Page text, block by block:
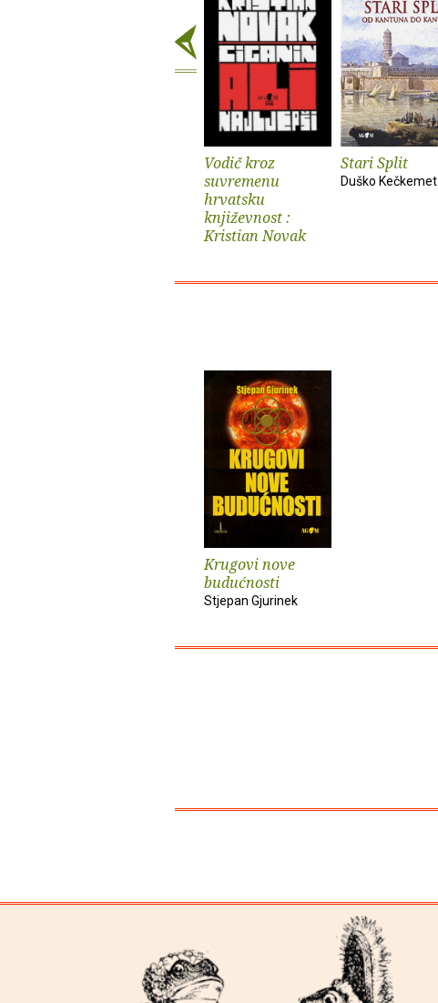
Vodič kroz
suvremenu
hrvatsku
književnost :
Kristian Novak
Stari Split
Duško Kečkemet
Krugovi nove
budućnosti
Stjepan Gjurinek